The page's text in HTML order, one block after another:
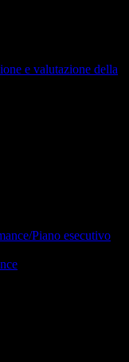
e valutazione della
Piano esecutivo